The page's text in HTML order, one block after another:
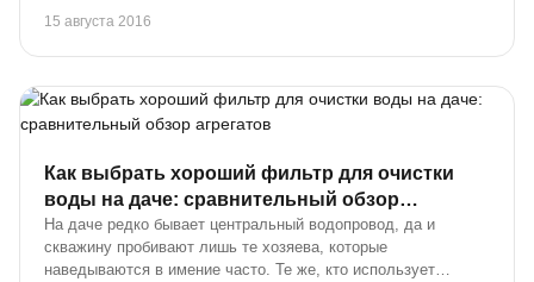
работает в подходящем режиме и реже ломается.
народным уме...
15 августа 2016
Как выбрать хороший фильтр для очистки
воды на даче: сравнительный обзор
агрегатов
На даче редко бывает центральный водопровод, да и
скважину пробивают лишь те хозяева, которые
наведываются в имение часто. Те же, кто использует